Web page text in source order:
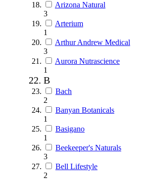
Arizona Natural
3
Arterium
1
Arthur Andrew Medical
3
Aurora Nutrascience
1
B
Bach
2
Banyan Botanicals
1
Basigano
1
Beekeeper's Naturals
3
Bell Lifestyle
2